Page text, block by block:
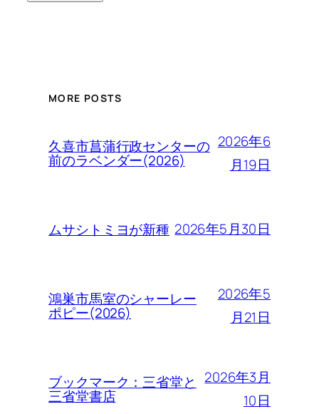
MORE POSTS
久喜市菖蒲行政センターの
前のラベンダー(2026)
2026年6
月19日
ムサシトミヨが新種 2026年5月30日
鴻巣市馬室のシャーレー
ポピー(2026)
2026年5
月21日
ブックマーク：三省堂と
三省堂書店
2026年3月
10日